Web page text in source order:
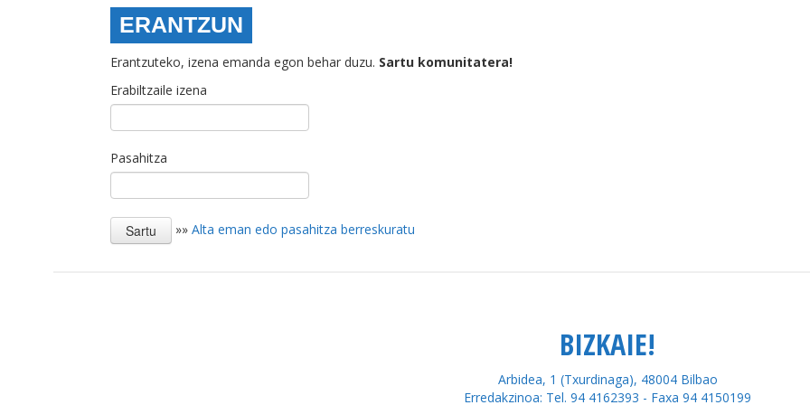
ERANTZUN
Erantzuteko, izena emanda egon behar duzu. Sartu komunitatera!
Erabiltzaile izena
Pasahitza
»» Alta eman edo pasahitza berreskuratu
BIZKAIE!
Arbidea, 1 (Txurdinaga), 48004 Bilbao
Erredakzinoa: Tel. 94 4162393 - Faxa 94 4150199